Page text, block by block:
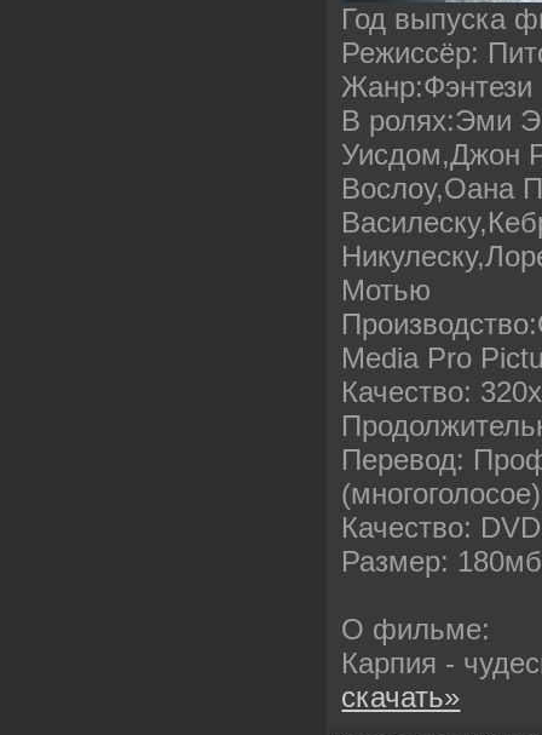
Год выпуска
Режиссёр:
Жанр:Фэнтези
В ролях:Эми
Уисдом,Джон
Вослоу,Оана
Мотью
Media Pro
Качество:
Перевод:
(многоголосое)
Качество:
Размер: 180мб
О фильме:
Карпия -
скачать»